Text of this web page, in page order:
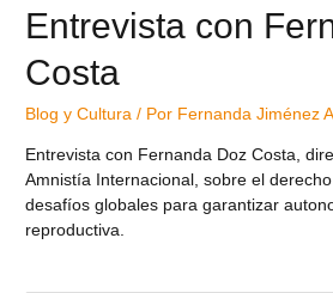
Entrevista con
Costa
Blog y Cultura / Por Fernanda Jiménez
Entrevista con Fernanda Doz Costa,
Amnistía Internacional, sobre el
desafíos globales para garantizar
reproductiva.